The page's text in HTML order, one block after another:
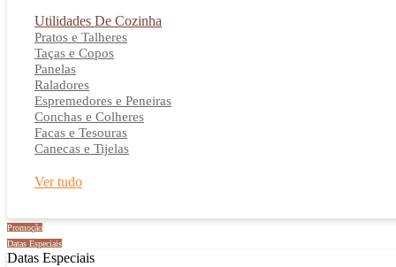
Utilidades De Cozinha
Pratos e Talheres
Taças e Copos
Panelas
Raladores
Espremedores e Peneiras
Conchas e Colheres
Facas e Tesouras
Canecas e Tijelas
Ver tudo
Promoção
Datas Especiais
Datas Especiais